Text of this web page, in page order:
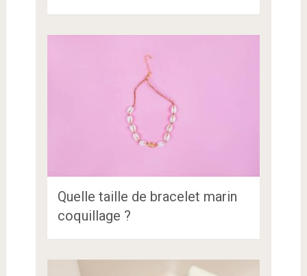
Quelle taille de bracelet marin
coquillage ?